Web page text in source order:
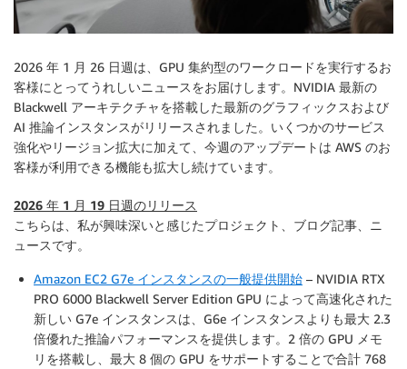
2026 年 1 月 26 日週は、GPU 集約型のワークロードを実行するお
客様にとってうれしいニュースをお届けします。NVIDIA 最新の
Blackwell アーキテクチャを搭載した最新のグラフィックスおよび
AI 推論インスタンスがリリースされました。いくつかのサービス
強化やリージョン拡大に加えて、今週のアップデートは AWS のお
客様が利用できる機能も拡大し続けています。
2026 年 1 月 19 日週のリリース
こちらは、私が興味深いと感じたプロジェクト、ブログ記事、ニ
ュースです。
Amazon EC2 G7e インスタンスの一般提供開始 – NVIDIA RTX
PRO 6000 Blackwell Server Edition GPU によって高速化された
新しい G7e インスタンスは、G6e インスタンスよりも最大 2.3
倍優れた推論パフォーマンスを提供します。2 倍の GPU メモ
リを搭載し、最大 8 個の GPU をサポートすることで合計 768